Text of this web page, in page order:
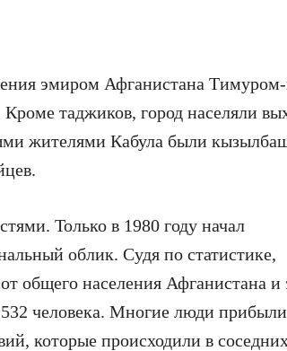
эмиром Афганистана
таджиков, город населяли
жителями Кабула были
Только в 1980 году начал
облик. Судя по статистике,
общего населения Афганистана и
человека. Многие люди
которые происходили в